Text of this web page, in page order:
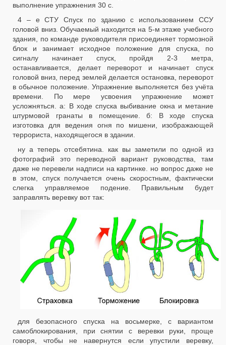
выполнение упражнения 30 с.
4 – е СТУ Спуск по зданию с использованием ССУ
головой вниз. Обучаемый находится на 5-м этаже учебного
здания, по команде руководителя присоединяет тормозной
блок и занимает исходное положение для спуска, по
сигналу начинает спуск, пройдя 2-3 метра,
останавливается, делает переворот и начинает спуск
головой вниз, перед землей делается остановка, переворот
в обычное положение. Упражнение выполняется без учёта
времени. По мере усвоения упражнение может
усложняться. а: В ходе спуска выбивание окна и метание
штурмовой гранаты в помещение. б: В ходе спуска
изготовка для ведения огня по мишени, изображающей
террориста, находящегося в здании.
ну а теперь отсебятина. как вы заметили по одной из
фотографий это переводной вариант руководства, там
даже не перевели надписи на картинке. но вопрос даже не
в этом, спуск получается очень скоростным, фактически
слегка управляемое подение. Правильным будет
заправлять веревку вот так:
для безопасного спуска на восьмерке, с вариантом
самоблокирования, при снятии с веревки руки, проще
говоря, чтобы не навернутся если упустили веревку,